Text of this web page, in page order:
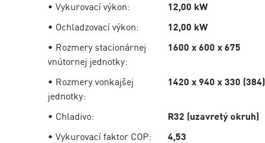
• Vykurovací výkon:
12,00 kW
• Ochladzovací výkon:
12,00 kW
• Rozmery stacionárnej
vnútornej jednotky:
1600 x 600 x 675
• Rozmery vonkajšej
jednotky:
1420 x 940 x 330 (384)
• Chladivo: R32 (uzavretý okruh)
• Vykurovací faktor COP:
4,53